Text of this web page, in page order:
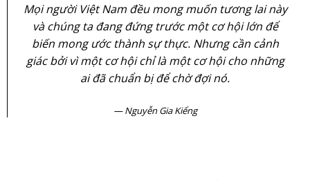
Mọi người Việt Nam đều mong muốn tương lai này
và chúng ta đang đứng trước một cơ hội lớn để
biến mong ước thành sự thực. Nhưng cần cảnh
giác bởi vì một cơ hội chỉ là một cơ hội cho những
ai đã chuẩn bị để chờ đợi nó.
Nguyễn Gia Kiểng